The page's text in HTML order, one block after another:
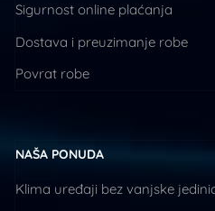
Sigurnost online plaćanja
Dostava i preuzimanje robe
Povrat robe
NAŠA PONUDA
Klima uređaji bez vanjske